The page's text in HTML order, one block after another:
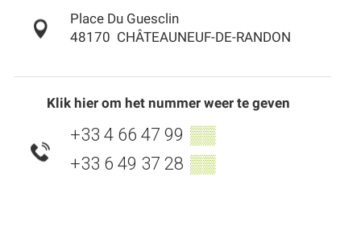
Place Du Guesclin
48170 CHÂTEAUNEUF-DE-RANDON
Klik hier om het nummer weer te geven
+33 4 66 47 99 ▒▒
+33 6 49 37 28 ▒▒